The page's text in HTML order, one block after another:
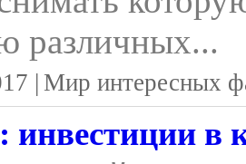
различных...
| Мир интересных
инвестиции в